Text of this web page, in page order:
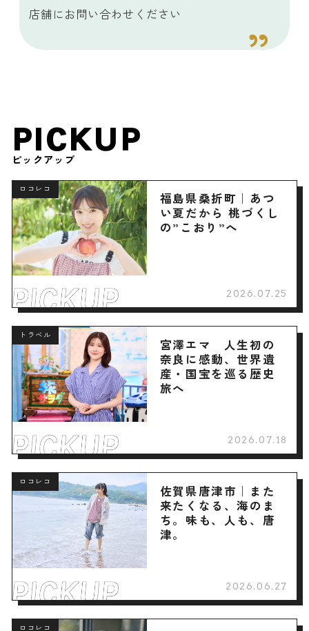
店舗にお問い合わせください
PICKUP
ピックアップ
ロコレコ
福島県桑折町｜あつ
い夏だから 桃づくし
の”こおり”へ
2026.07.25
トラベル
宮澤エマ 人生初の
奈良に感動、世界遺
産・国宝を巡る歴史
旅へ
2026.07.18
ロコレコ
佐賀県唐津市｜また
来たくなる、海のま
ち。味も、人も、唐
津。
2026.06.27
ロコレコ